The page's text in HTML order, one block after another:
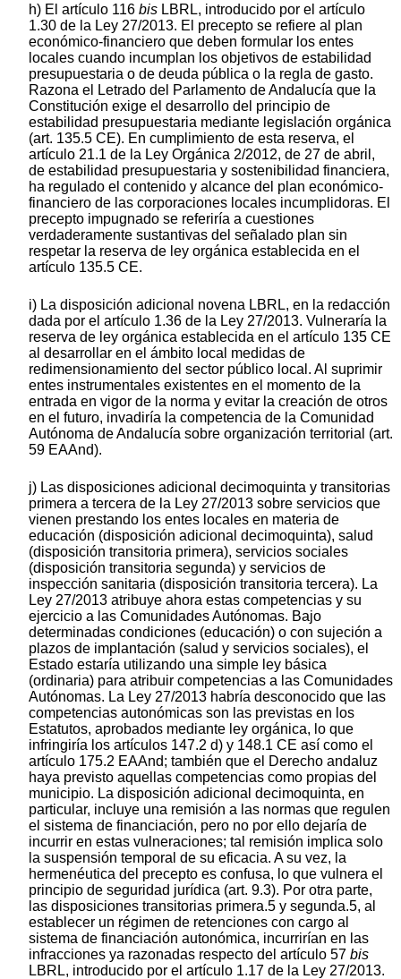
h) El artículo 116 bis LBRL, introducido por el artículo
1.30 de la Ley 27/2013. El precepto se refiere al plan
económico-financiero que deben formular los entes
locales cuando incumplan los objetivos de estabilidad
presupuestaria o de deuda pública o la regla de gasto.
Razona el Letrado del Parlamento de Andalucía que la
Constitución exige el desarrollo del principio de
estabilidad presupuestaria mediante legislación orgánica
(art. 135.5 CE). En cumplimiento de esta reserva, el
artículo 21.1 de la Ley Orgánica 2/2012, de 27 de abril,
de estabilidad presupuestaria y sostenibilidad financiera,
ha regulado el contenido y alcance del plan económico-
financiero de las corporaciones locales incumplidoras. El
precepto impugnado se referiría a cuestiones
verdaderamente sustantivas del señalado plan sin
respetar la reserva de ley orgánica establecida en el
artículo 135.5 CE.
i) La disposición adicional novena LBRL, en la redacción
dada por el artículo 1.36 de la Ley 27/2013. Vulneraría la
reserva de ley orgánica establecida en el artículo 135 CE
al desarrollar en el ámbito local medidas de
redimensionamiento del sector público local. Al suprimir
entes instrumentales existentes en el momento de la
entrada en vigor de la norma y evitar la creación de otros
en el futuro, invadiría la competencia de la Comunidad
Autónoma de Andalucía sobre organización territorial (art.
59 EAAnd).
j) Las disposiciones adicional decimoquinta y transitorias
primera a tercera de la Ley 27/2013 sobre servicios que
vienen prestando los entes locales en materia de
educación (disposición adicional decimoquinta), salud
(disposición transitoria primera), servicios sociales
(disposición transitoria segunda) y servicios de
inspección sanitaria (disposición transitoria tercera). La
Ley 27/2013 atribuye ahora estas competencias y su
ejercicio a las Comunidades Autónomas. Bajo
determinadas condiciones (educación) o con sujeción a
plazos de implantación (salud y servicios sociales), el
Estado estaría utilizando una simple ley básica
(ordinaria) para atribuir competencias a las Comunidades
Autónomas. La Ley 27/2013 habría desconocido que las
competencias autonómicas son las previstas en los
Estatutos, aprobados mediante ley orgánica, lo que
infringiría los artículos 147.2 d) y 148.1 CE así como el
artículo 175.2 EAAnd; también que el Derecho andaluz
haya previsto aquellas competencias como propias del
municipio. La disposición adicional decimoquinta, en
particular, incluye una remisión a las normas que regulen
el sistema de financiación, pero no por ello dejaría de
incurrir en estas vulneraciones; tal remisión implica solo
la suspensión temporal de su eficacia. A su vez, la
hermenéutica del precepto es confusa, lo que vulnera el
principio de seguridad jurídica (art. 9.3). Por otra parte,
las disposiciones transitorias primera.5 y segunda.5, al
establecer un régimen de retenciones con cargo al
sistema de financiación autonómica, incurrirían en las
infracciones ya razonadas respecto del artículo 57 bis
LBRL, introducido por el artículo 1.17 de la Ley 27/2013.